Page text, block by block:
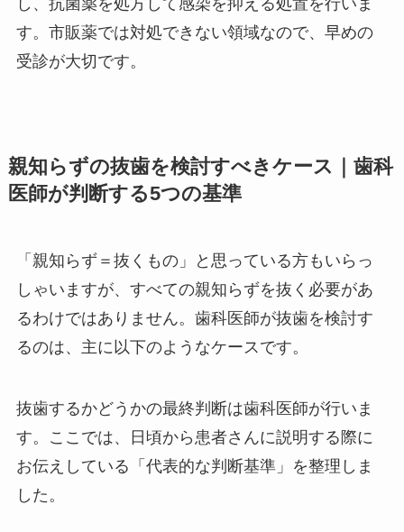
す。市販薬では対処できない領域なので、早めの
受診が大切です。
親知らずの抜歯を検討すべきケース｜歯科
医師が判断する5つの基準
「親知らず＝抜くもの」と思っている方もいらっ
しゃいますが、すべての親知らずを抜く必要があ
るわけではありません。歯科医師が抜歯を検討す
るのは、主に以下のようなケースです。
抜歯するかどうかの最終判断は歯科医師が行いま
す。ここでは、日頃から患者さんに説明する際に
お伝えしている「代表的な判断基準」を整理しま
した。